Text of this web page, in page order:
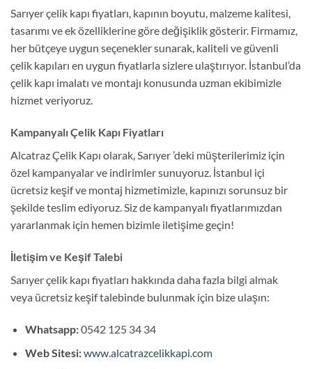
Sarıyer çelik kapı fiyatları, kapının boyutu, malzeme kalitesi,
tasarımı ve ek özelliklerine göre değişiklik gösterir. Firmamız,
her bütçeye uygun seçenekler sunarak, kaliteli ve güvenli
çelik kapıları en uygun fiyatlarla sizlere ulaştırıyor. İstanbul’da
çelik kapı imalatı ve montajı konusunda uzman ekibimizle
hizmet veriyoruz.
Kampanyalı Çelik Kapı Fiyatları
Alcatraz Çelik Kapı olarak, Sarıyer ’deki müşterilerimiz için
özel kampanyalar ve indirimler sunuyoruz. İstanbul içi
ücretsiz keşif ve montaj hizmetimizle, kapınızı sorunsuz bir
şekilde teslim ediyoruz. Siz de kampanyalı fiyatlarımızdan
yararlanmak için hemen bizimle iletişime geçin!
İletişim ve Keşif Talebi
Sarıyer çelik kapı fiyatları hakkında daha fazla bilgi almak
veya ücretsiz keşif talebinde bulunmak için bize ulaşın:
Whatsapp:0542 125 34 34
Web Sitesi:www.alcatrazcelikkapi.com